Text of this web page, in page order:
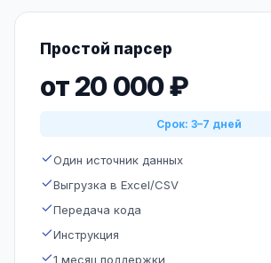
Простой парсер
от 20 000 ₽
Срок: 3–7 дней
Один источник данных
Выгрузка в Excel/CSV
Передача кода
Инструкция
1 месяц поддержки